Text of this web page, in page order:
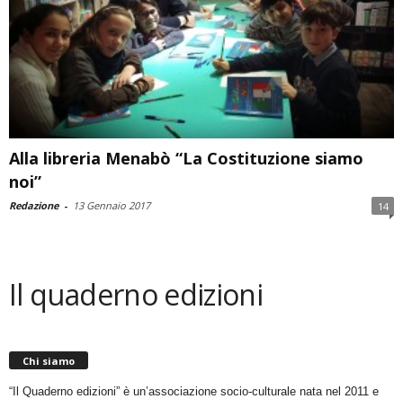
Alla libreria Menabò “La Costituzione siamo
noi”
Redazione - 13 Gennaio 2017 14
Il quaderno edizioni
Chi siamo
“Il Quaderno edizioni” è un’associazione socio-culturale nata nel 2011 e